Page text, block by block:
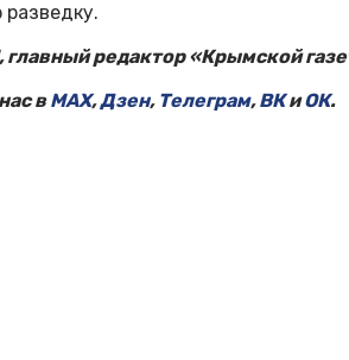
редактор «Крымской
вMAX,Дзен, Телеграм,ВКиОК.